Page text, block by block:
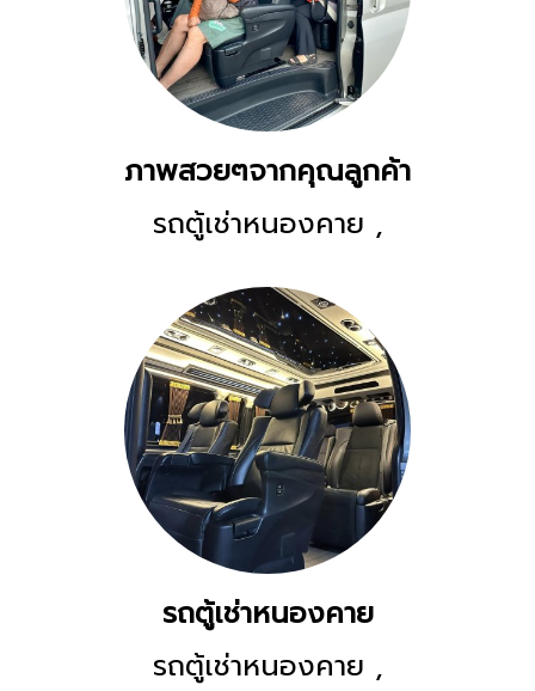
ภาพสวยๆจากคุณลูกค้า
รถตู้เช่าหนองคาย ,
รถตู้เช่าหนองคาย
รถตู้เช่าหนองคาย ,